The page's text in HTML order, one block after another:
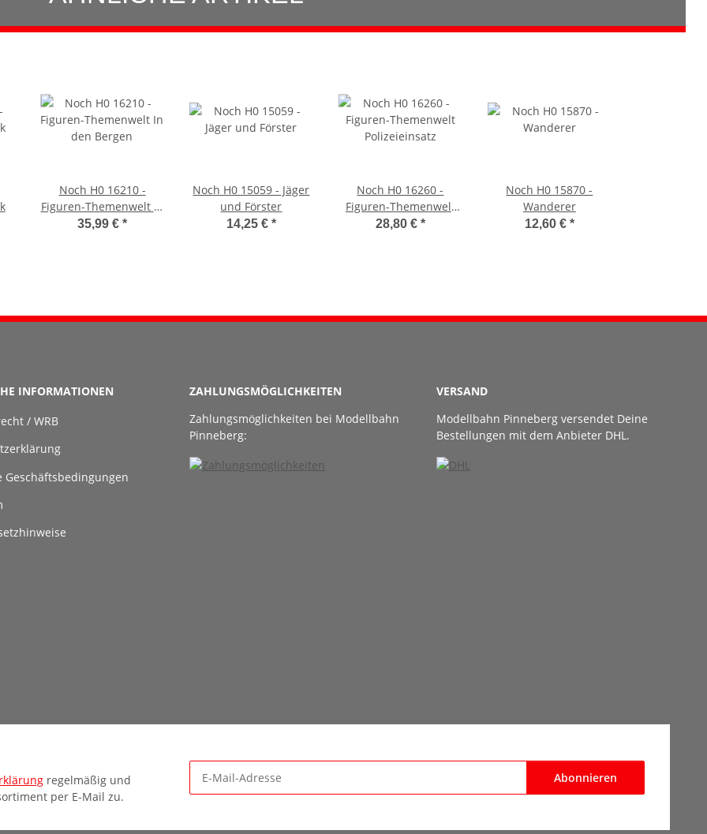
Noch H0 16210 -
Figuren-Themenwelt In
den Bergen
35,99 € *
Noch H0 15059 - Jäger
und Förster
14,25 € *
Noch H0 16260 -
Figuren-Themenwelt
Polizeieinsatz
28,80 € *
Noch H0 15870 -
Wanderer
12,60 € *
INFORMATIONEN
/ WRB
Geschäftsbedingungen
ZAHLUNGSMÖGLICHKEITEN
Zahlungsmöglichkeiten bei Modellbahn
Pinneberg:
VERSAND
Modellbahn Pinneberg versendet Deine
Bestellungen mit dem Anbieter DHL.
regelmäßig und
per E-Mail zu.
Abonnieren